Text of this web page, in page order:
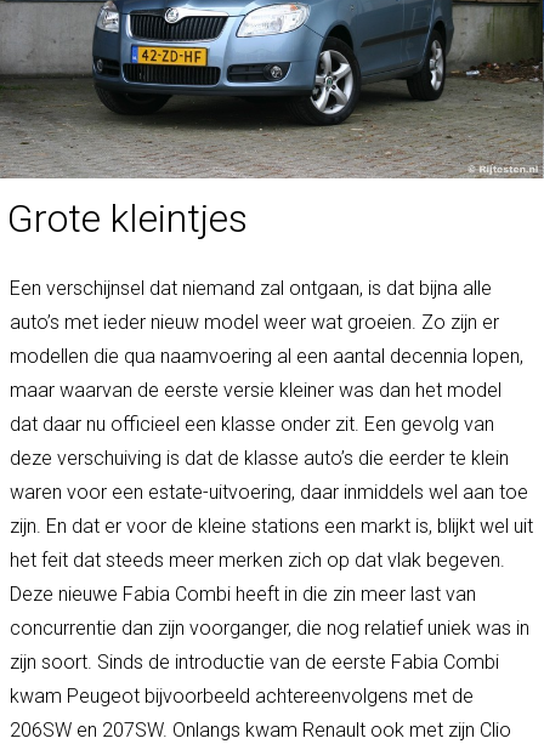
Grote kleintjes
Een verschijnsel dat niemand zal ontgaan, is dat bijna alle
auto’s met ieder nieuw model weer wat groeien. Zo zijn er
modellen die qua naamvoering al een aantal decennia lopen,
maar waarvan de eerste versie kleiner was dan het model
dat daar nu officieel een klasse onder zit. Een gevolg van
deze verschuiving is dat de klasse auto’s die eerder te klein
waren voor een estate-uitvoering, daar inmiddels wel aan toe
zijn. En dat er voor de kleine stations een markt is, blijkt wel uit
het feit dat steeds meer merken zich op dat vlak begeven.
Deze nieuwe Fabia Combi heeft in die zin meer last van
concurrentie dan zijn voorganger, die nog relatief uniek was in
zijn soort. Sinds de introductie van de eerste Fabia Combi
kwam Peugeot bijvoorbeeld achtereenvolgens met de
206SW en 207SW. Onlangs kwam Renault ook met zijn Clio